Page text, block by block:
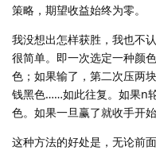
策略，期望收益始终为零。
我没想出怎样获胜，我也不
很简单。即一次选定一种颜
色；如果输了，第二次压两
钱黑色……如此往复。如果n
色。如果一旦赢了就收手开
这种方法的好处是，无论前